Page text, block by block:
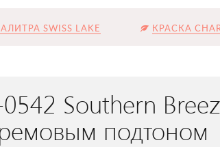
SWISS LAKE КРАСКА
0542 Southern
подтоном